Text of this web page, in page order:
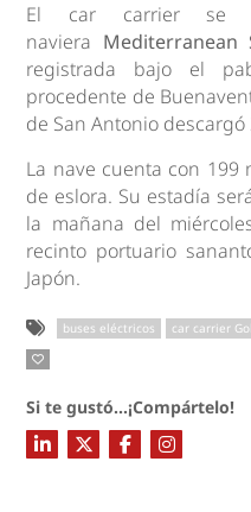
El car carrier se
naviera Mediterranean
registrada bajo el
procedente de
de San Antonio
La nave cuenta con 199
de eslora. Su estadía
la mañana del
recinto portuario
Japón.
buses eléctricos car carrier
Si te gustó...¡Compártelo!